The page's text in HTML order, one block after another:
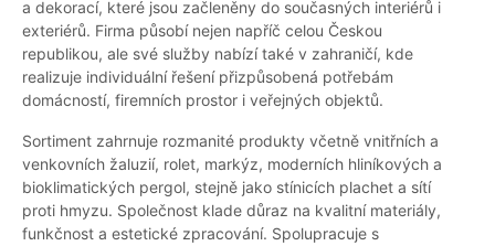
a dekorací, které jsou začleněny do současných interiérů i
exteriérů. Firma působí nejen napříč celou Českou
republikou, ale své služby nabízí také v zahraničí, kde
realizuje individuální řešení přizpůsobená potřebám
domácností, firemních prostor i veřejných objektů.
Sortiment zahrnuje rozmanité produkty včetně vnitřních a
venkovních žaluzií, rolet, markýz, moderních hliníkových a
bioklimatických pergol, stejně jako stínicích plachet a sítí
proti hmyzu. Společnost klade důraz na kvalitní materiály,
funkčnost a estetické zpracování. Spolupracuje s